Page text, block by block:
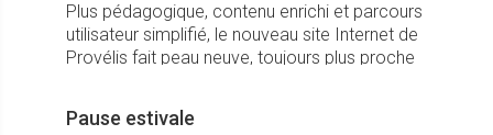
Plus pédagogique, contenu enrichi et parcours
utilisateur simplifié, le nouveau site Internet de
Provélis fait peau neuve, toujours plus proche
Pause estivale